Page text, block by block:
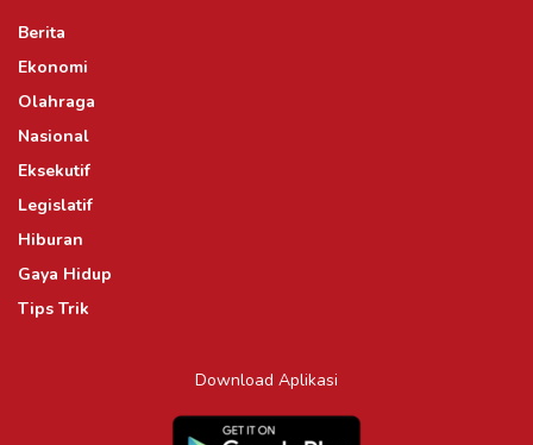
Berita
Ekonomi
Olahraga
Nasional
Eksekutif
Legislatif
Hiburan
Gaya Hidup
Tips Trik
Download Aplikasi